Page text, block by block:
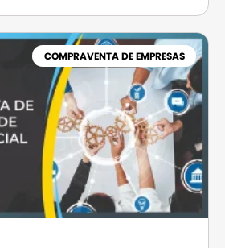
COMPRAVENTA DE EMPRESAS